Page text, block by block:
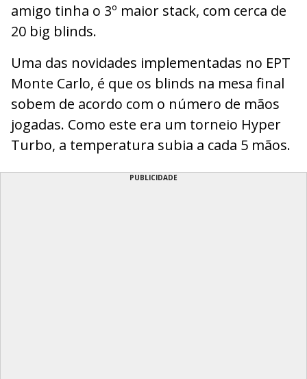
amigo tinha o 3º maior stack, com cerca de
20 big blinds.
Uma das novidades implementadas no EPT
Monte Carlo, é que os blinds na mesa final
sobem de acordo com o número de mãos
jogadas. Como este era um torneio Hyper
Turbo, a temperatura subia a cada 5 mãos.
PUBLICIDADE